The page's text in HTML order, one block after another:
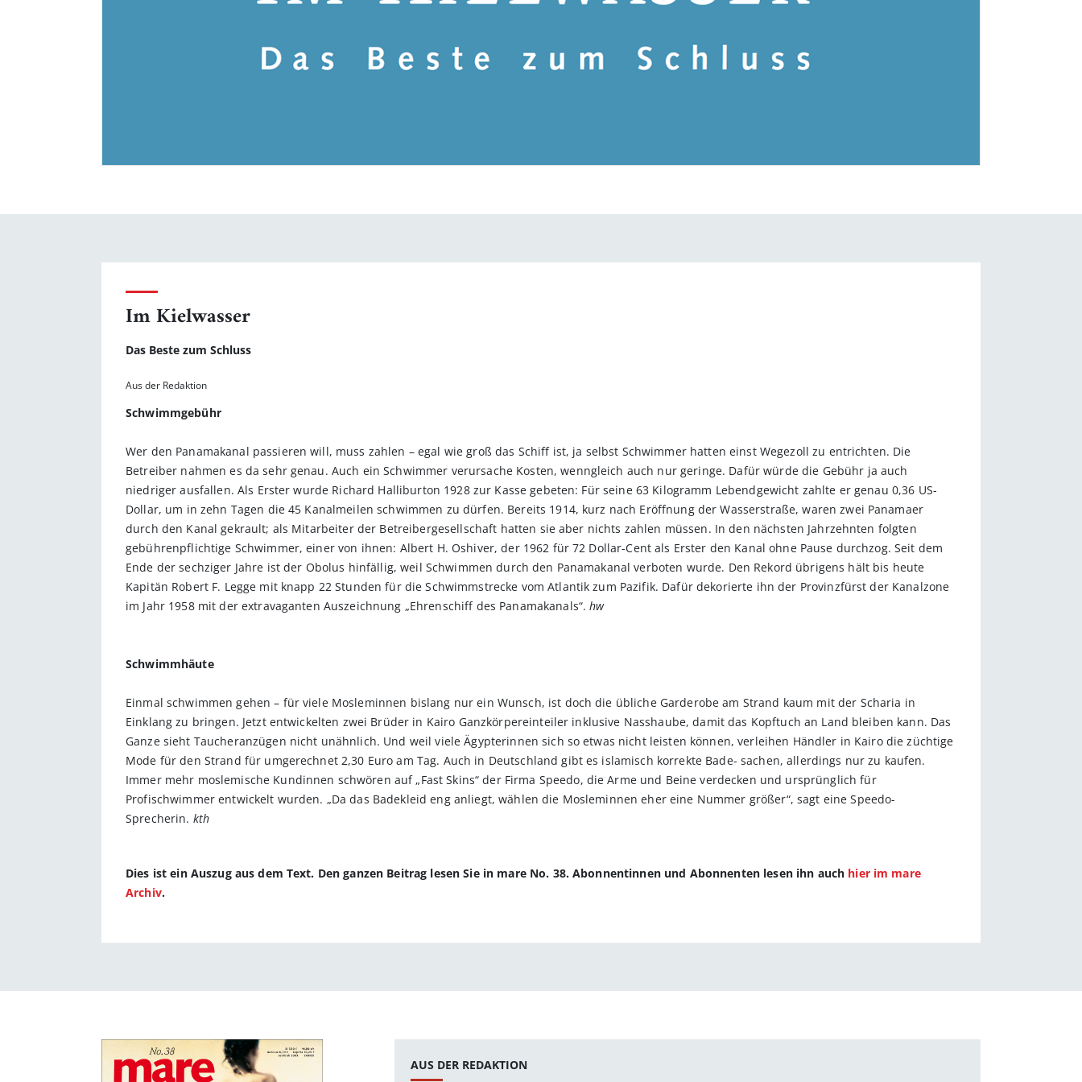
Im Kielwasser
Das Beste zum Schluss
Aus der Redaktion
Schwimmgebühr
Wer den Panamakanal passieren will, muss zahlen – egal wie groß das Schiff ist, ja selbst Schwimmer hatten einst Wegezoll zu entrichten. Die
Betreiber nahmen es da sehr genau. Auch ein Schwimmer verursache Kosten, wenngleich auch nur geringe. Dafür würde die Gebühr ja auch
niedriger ausfallen. Als Erster wurde Richard Halliburton 1928 zur Kasse gebeten: Für seine 63 Kilogramm Lebendgewicht zahlte er genau 0,36 US-
Dollar, um in zehn Tagen die 45 Kanalmeilen schwimmen zu dürfen. Bereits 1914, kurz nach Eröffnung der Wasserstraße, waren zwei Panamaer
durch den Kanal gekrault; als Mitarbeiter der Betreibergesellschaft hatten sie aber nichts zahlen müssen. In den nächsten Jahrzehnten folgten
gebührenpflichtige Schwimmer, einer von ihnen: Albert H. Oshiver, der 1962 für 72 Dollar-Cent als Erster den Kanal ohne Pause durchzog. Seit dem
Ende der sechziger Jahre ist der Obolus hinfällig, weil Schwimmen durch den Panamakanal verboten wurde. Den Rekord übrigens hält bis heute
Kapitän Robert F. Legge mit knapp 22 Stunden für die Schwimmstrecke vom Atlantik zum Pazifik. Dafür dekorierte ihn der Provinzfürst der Kanalzone
im Jahr 1958 mit der extravaganten Auszeichnung „Ehrenschiff des Panamakanals“.hw
Schwimmhäute
Einmal schwimmen gehen – für viele Mosleminnen bislang nur ein Wunsch, ist doch die übliche Garderobe am Strand kaum mit der Scharia in
Einklang zu bringen. Jetzt entwickelten zwei Brüder in Kairo Ganzkörpereinteiler inklusive Nasshaube, damit das Kopftuch an Land bleiben kann. Das
Ganze sieht Taucheranzügen nicht unähnlich. Und weil viele Ägypterinnen sich so etwas nicht leisten können, verleihen Händler in Kairo die züchtige
Mode für den Strand für umgerechnet 2,30 Euro am Tag. Auch in Deutschland gibt es islamisch korrekte Bade- sachen, allerdings nur zu kaufen.
Immer mehr moslemische Kundinnen schwören auf „Fast Skins“ der Firma Speedo, die Arme und Beine verdecken und ursprünglich für
Profischwimmer entwickelt wurden. „Da das Badekleid eng anliegt, wählen die Mosleminnen eher eine Nummer größer“, sagt eine Speedo-
Sprecherin. kth
Dies ist ein Auszug aus dem Text. Den ganzen Beitrag lesen Sie in mare No. 38. Abonnentinnen und Abonnenten lesen ihn auch hier im mare
Archiv.
AUS DER REDAKTION